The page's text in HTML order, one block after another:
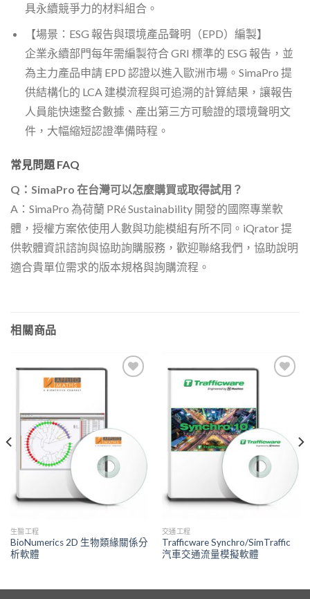
具永續競爭力的材料組合。
【場景：ESG 報告與環境產品聲明（EPD）編製】
企業永續部門每年需編製符合 GRI 標準的 ESG 報告，並
為主力產品申請 EPD 認證以進入歐洲市場。SimaPro 提
供結構化的 LCA 建模流程與可追溯的計算結果，讓報告
人員能快速整合數據、產出第三方可驗證的環境聲明文
件，大幅縮短認證準備時程。
常見問題 FAQ
Q：SimaPro 在台灣可以怎麼購買或取得試用？
A：SimaPro 為荷蘭 PRé Sustainability 開發的國際專業軟
體，授權方案依使用人數與功能模組有所不同。iQrator 提
供軟體資訊諮詢與協助詢購服務，歡迎聯絡我們，協助說明
適合貴單位需求的版本規格與詢購流程。
相關商品
生醫工程
BioNumerics 2D 生物類緣關係分
析軟體
交通工程
Trafficware Synchro/SimTraffic
汽車交通流量模擬軟體